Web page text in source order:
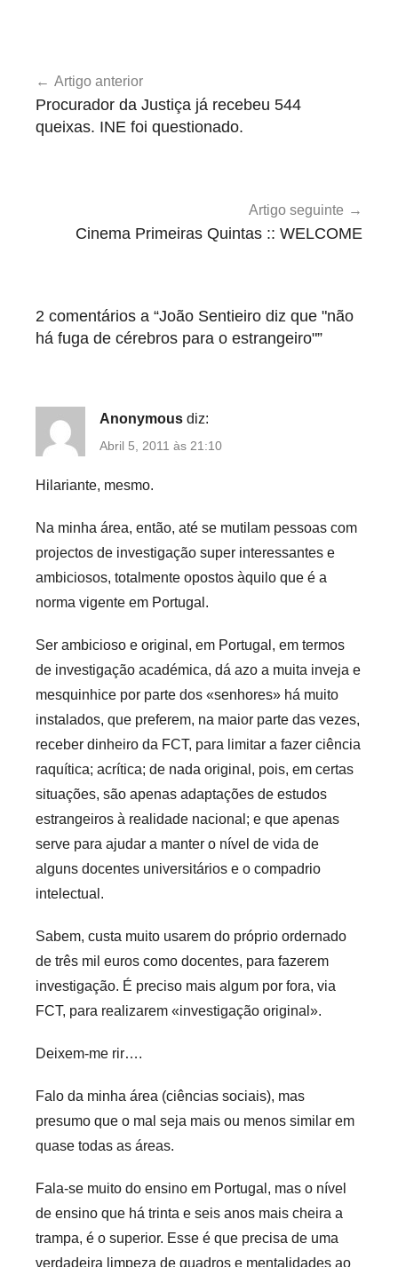
e
de
artigos
Artigo anterior
Procurador da Justiça já recebeu 544
queixas. INE foi questionado.
Artigo seguinte
Cinema Primeiras Quintas :: WELCOME
2 comentários a “João Sentieiro diz que "não
há fuga de cérebros para o estrangeiro"”
Anonymous diz:
Abril 5, 2011 às 21:10
Hilariante, mesmo.
Na minha área, então, até se mutilam pessoas com
projectos de investigação super interessantes e
ambiciosos, totalmente opostos àquilo que é a
norma vigente em Portugal.
Ser ambicioso e original, em Portugal, em termos
de investigação académica, dá azo a muita inveja e
mesquinhice por parte dos «senhores» há muito
instalados, que preferem, na maior parte das vezes,
receber dinheiro da FCT, para limitar a fazer ciência
raquítica; acrítica; de nada original, pois, em certas
situações, são apenas adaptações de estudos
estrangeiros à realidade nacional; e que apenas
serve para ajudar a manter o nível de vida de
alguns docentes universitários e o compadrio
intelectual.
Sabem, custa muito usarem do próprio ordernado
de três mil euros como docentes, para fazerem
investigação. É preciso mais algum por fora, via
FCT, para realizarem «investigação original».
Deixem-me rir….
Falo da minha área (ciências sociais), mas
presumo que o mal seja mais ou menos similar em
quase todas as áreas.
Fala-se muito do ensino em Portugal, mas o nível
de ensino que há trinta e seis anos mais cheira a
trampa, é o superior. Esse é que precisa de uma
verdadeira limpeza de quadros e mentalidades ao